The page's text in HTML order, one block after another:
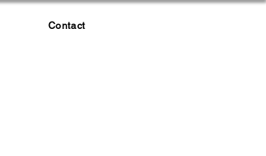
Contact